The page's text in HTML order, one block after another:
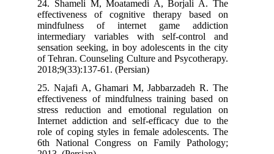
24. Shameli M, Moatamedi A,
effectiveness of cognitive therapy
mindfulness of internet game
intermediary variables with self-
sensation seeking, in boy adolescents
of Tehran. Counseling Culture and
2018;9(33):137-61. (Persian)
25. Najafi A, Ghamari M,
effectiveness of mindfulness training
stress reduction and emotional
Internet addiction and self-efficacy
role of coping styles in female
6th National Congress on Family